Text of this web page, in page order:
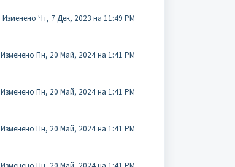
Изменено Чт, 7 Дек, 2023 на 11:49 PM
Изменено Пн, 20 Май, 2024 на 1:41 PM
Изменено Пн, 20 Май, 2024 на 1:41 PM
Изменено Пн, 20 Май, 2024 на 1:41 PM